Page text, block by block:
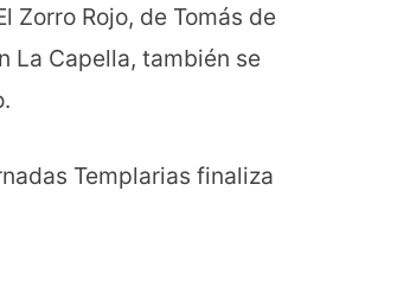
Zorro Rojo, de Tomás de
La Capella, también se
Templarias finaliza